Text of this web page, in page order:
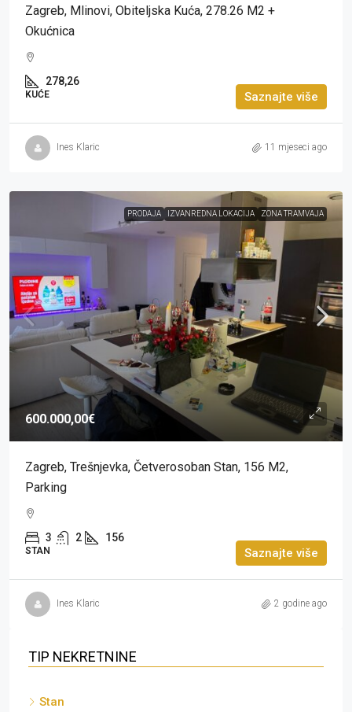
Zagreb, Mlinovi, Obiteljska Kuća, 278.26 M2 +
Okućnica
278,26
KUĆE Saznajte više
Ines Klaric 11 mjeseci ago
PRODAJA IZVANREDNA LOKACIJA ZONA TRAMVAJA
600.000,00€
Zagreb, Trešnjevka, Četverosoban Stan, 156 M2,
Parking
3 2 156
STAN Saznajte više
Ines Klaric 2 godine ago
TIP NEKRETNINE
Stan